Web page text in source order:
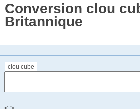
Conversion clou
Britannique
clou cube